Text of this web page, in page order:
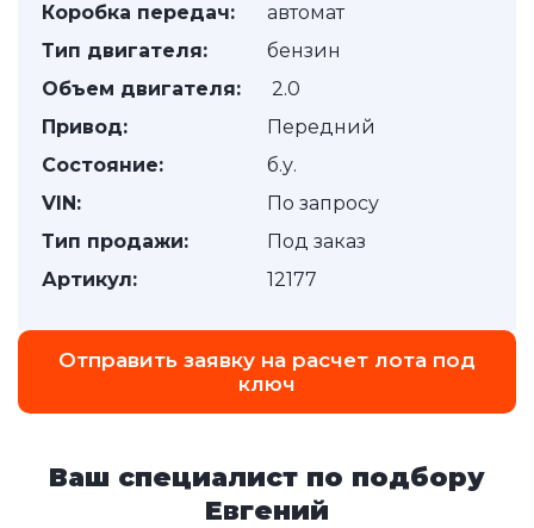
Коробка передач:
автомат
Тип двигателя:
бензин
Объем двигателя:
2.0
Привод:
Передний
Состояние:
б.у.
VIN:
По запросу
Тип продажи:
Под заказ
Артикул:
12177
Отправить заявку на расчет лота под
ключ
Ваш специалист по подбору
Евгений